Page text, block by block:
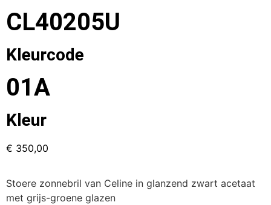
CL40205U
Kleurcode
01A
Kleur
€ 350,00
Stoere zonnebril van Celine in glanzend zwart acetaat
met grijs-groene glazen